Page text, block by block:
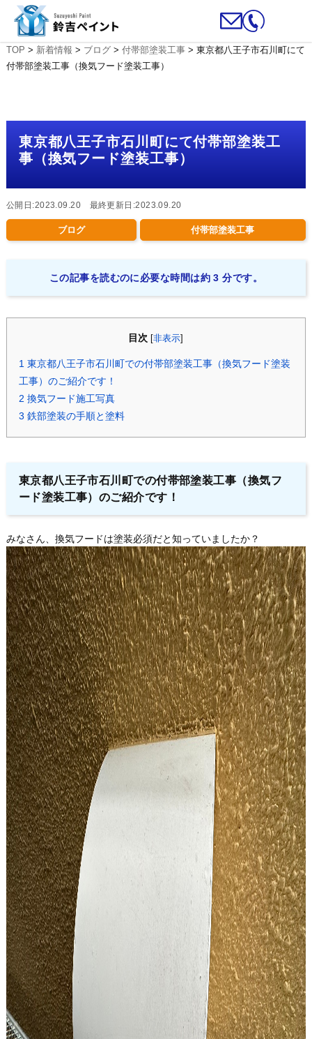
TOP > 新着情報 > ブログ> 付帯部塗装工事> 東京都八王子市石川町にて
付帯部塗装工事（換気フード塗装工事）
東京都八王子市石川町にて付帯部塗装工
事（換気フード塗装工事）
公開日:2023.09.20 最終更新日:2023.09.20
ブログ 付帯部塗装工事
この記事を読むのに必要な時間は約 3 分です。
目次 [非表示
1東京都八王子市石川町での付帯部塗装工事（換気フード塗装
工事）のご紹介です！
2 換気フード施工写真
3 鉄部塗装の手順と塗料
東京都八王子市石川町での付帯部塗装工事（換気フ
ード塗装工事）のご紹介です！
みなさん、換気フードは塗装必須だと知っていましたか？